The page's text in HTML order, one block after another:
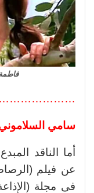
سامي
أما الناقد
فى مجلة